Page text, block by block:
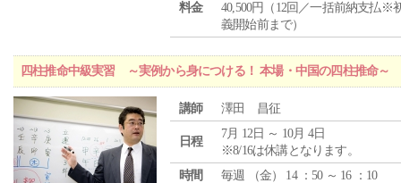
料金
40,500円（12回／一括前納支払※
義開始前まで）
四柱推命中級実習 ～実例から身につける！ 本場・中国の四柱推命～
講師 澤田 昌征
日程
7月 12日 ～ 10月 4日
※8/16は休講となります。
時間
毎週 （金） 14 ：50 ～ 16 ：10